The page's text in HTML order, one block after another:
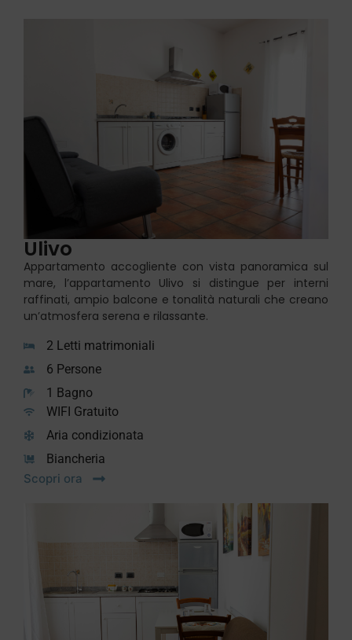
Ulivo
Appartamento accogliente con vista panoramica sul
mare, l’appartamento Ulivo si distingue per interni
raffinati, ampio balcone e tonalità naturali che creano
un’atmosfera serena e rilassante.
2 Letti matrimoniali
6 Persone
1 Bagno
WIFI Gratuito
Aria condizionata
Biancheria
Scopri ora